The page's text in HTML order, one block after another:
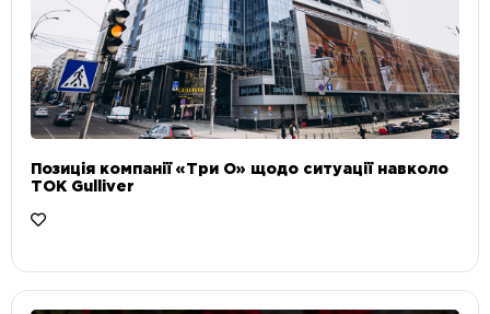
Позиція компанії «Три О» щодо ситуації навколо
ТОК Gulliver